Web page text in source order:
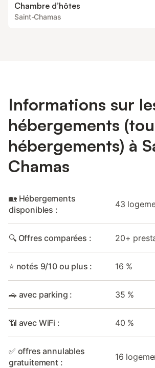
Chambre d’hôtes
Saint-Chamas
Informations sur
hébergements
hébergements) à
Chamas
🏡 Hébergements
disponibles :
43
🔍 Offres comparées : 20+
⭐ notés 9/10 ou plus : 16 %
🚗 avec parking : 35 %
📶 avec WiFi : 40 %
✅ offres annulables
gratuitement :
16